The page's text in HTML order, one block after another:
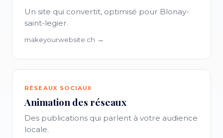
Un site qui convertit, optimisé pour Blonay-
saint-legier.
makeyourwebsite.ch →
RÉSEAUX SOCIAUX
Animation des réseaux
Des publications qui parlent à votre audience
locale.